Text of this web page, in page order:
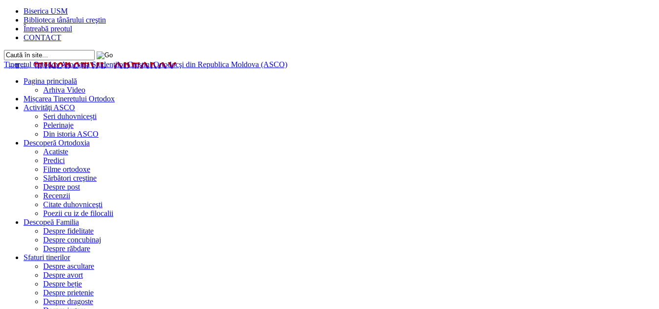
Biserica USM
Biblioteca tânărului creştin
Întreabă preotul
CONTACT
Tineretul OrtodoxAsociaţia Studenţilor Creştini Ortodocşi din Republica Moldova (ASCO)
Pagina principală
Arhiva Video
Mișcarea Tineretului Ortodox
Activităţi ASCO
Seri duhovnicești
Pelerinaje
Din istoria ASCO
Descoperă Ortodoxia
Acatiste
Predici
Filme ortodoxe
Sărbători creştine
Despre post
Recenzii
Citate duhovniceşti
Poezii cu iz de filocalii
Descopeă Familia
Despre fidelitate
Despre concubinaj
Despre răbdare
Sfaturi tinerilor
Despre ascultare
Despre avort
Despre beție
Despre prietenie
Despre dragoste